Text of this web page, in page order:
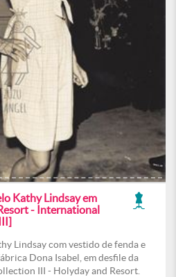
Kathy Lindsay em
- International
Lindsay com vestido de fenda e
Dona Isabel, em desfile da
III - Holyday and Resort.